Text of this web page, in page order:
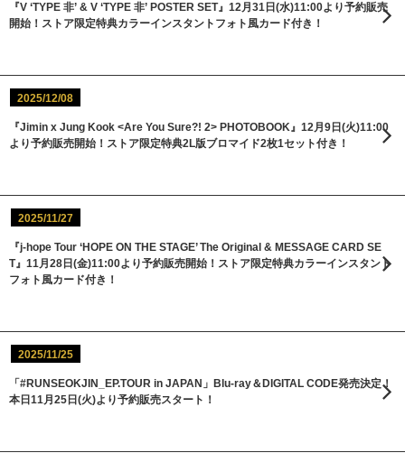
『V ‘TYPE 非’ & V ‘TYPE 非’ POSTER SET』12月31日(水)11:00より予約販売
開始！ストア限定特典カラーインスタントフォト風カード付き！
2025/12/08
『Jimin x Jung Kook <Are You Sure?! 2> PHOTOBOOK』12月9日(火)11:00
より予約販売開始！ストア限定特典2L版ブロマイド2枚1セット付き！
2025/11/27
『j-hope Tour ‘HOPE ON THE STAGE’ The Original & MESSAGE CARD SE
T』11月28日(金)11:00より予約販売開始！ストア限定特典カラーインスタント
フォト風カード付き！
2025/11/25
「#RUNSEOKJIN_EP.TOUR in JAPAN」Blu-ray＆DIGITAL CODE発売決定！
本日11月25日(火)より予約販売スタート！